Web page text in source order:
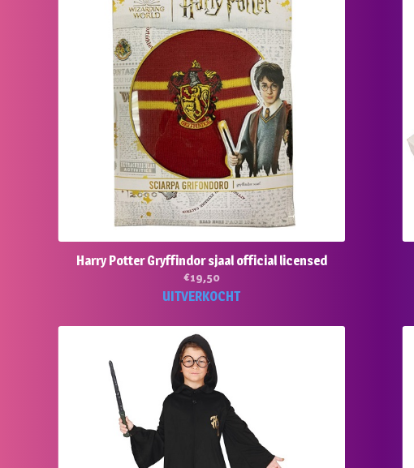
Harry Potter Gryffindor sjaal official licensed
€19,50
UITVERKOCHT